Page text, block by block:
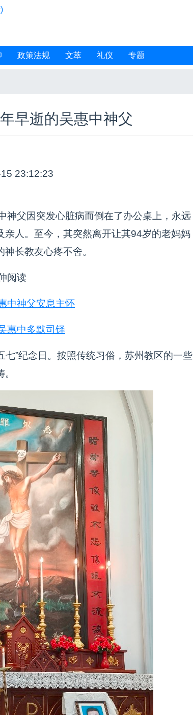
政策法规 文萃 礼仪 专题
早逝的吴惠中神父
23:12:23
父因突发心脏病而倒在了办公桌上，永远
人。至今，其突然离开让其94岁的老妈妈
长教友心疼不舍。
阅读
中神父安息主怀
惠中多默司铎
”纪念日。按照传统习俗，苏州教区的一些